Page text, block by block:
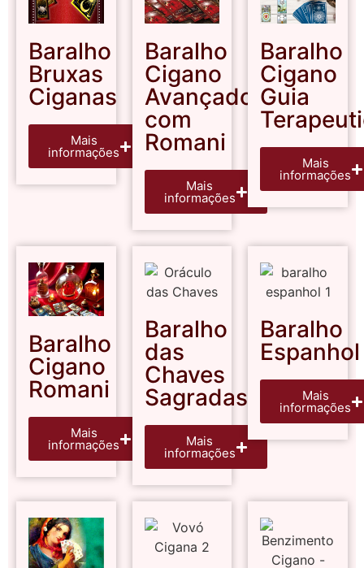
Baralho
Bruxas
Ciganas
Mais
informações
Baralho
Cigano
Avançado
com
Romani
Mais
informações
Baralho
Cigano
Guia
Mais
informações
Baralho
Cigano
Romani
Mais
informações
Baralho
das
Chaves
Sagradas
Mais
informações
Baralho
Espanhol
Mais
informações